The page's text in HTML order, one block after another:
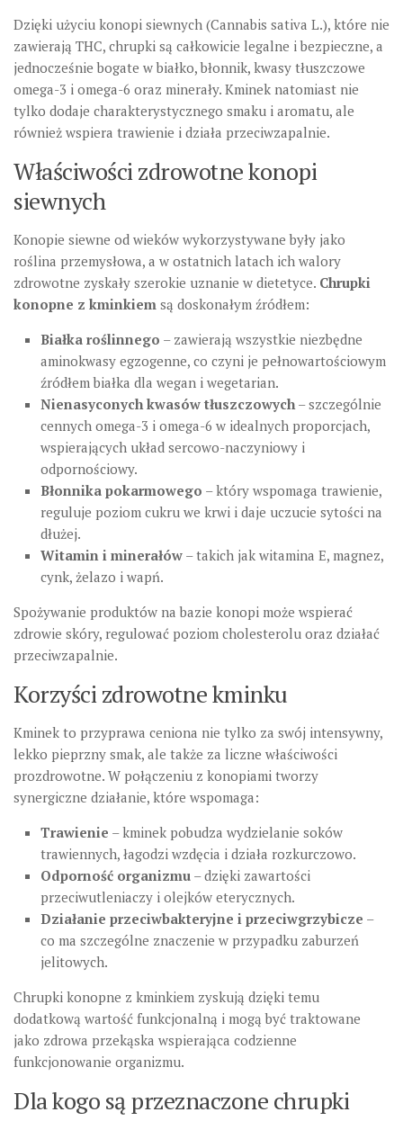
Dzięki użyciu konopi siewnych (Cannabis sativa L.), które nie
zawierają THC, chrupki są całkowicie legalne i bezpieczne, a
jednocześnie bogate w białko, błonnik, kwasy tłuszczowe
omega-3 i omega-6 oraz minerały. Kminek natomiast nie
tylko dodaje charakterystycznego smaku i aromatu, ale
również wspiera trawienie i działa przeciwzapalnie.
Właściwości zdrowotne konopi
siewnych
Konopie siewne od wieków wykorzystywane były jako
roślina przemysłowa, a w ostatnich latach ich walory
zdrowotne zyskały szerokie uznanie w dietetyce. Chrupki
konopne z kminkiem są doskonałym źródłem:
Białka roślinnego – zawierają wszystkie niezbędne
aminokwasy egzogenne, co czyni je pełnowartościowym
źródłem białka dla wegan i wegetarian.
Nienasyconych kwasów tłuszczowych – szczególnie
cennych omega-3 i omega-6 w idealnych proporcjach,
wspierających układ sercowo-naczyniowy i
odpornościowy.
Błonnika pokarmowego – który wspomaga trawienie,
reguluje poziom cukru we krwi i daje uczucie sytości na
dłużej.
Witamin i minerałów – takich jak witamina E, magnez,
cynk, żelazo i wapń.
Spożywanie produktów na bazie konopi może wspierać
zdrowie skóry, regulować poziom cholesterolu oraz działać
przeciwzapalnie.
Korzyści zdrowotne kminku
Kminek to przyprawa ceniona nie tylko za swój intensywny,
lekko pieprzny smak, ale także za liczne właściwości
prozdrowotne. W połączeniu z konopiami tworzy
synergiczne działanie, które wspomaga:
Trawienie – kminek pobudza wydzielanie soków
trawiennych, łagodzi wzdęcia i działa rozkurczowo.
Odporność organizmu – dzięki zawartości
przeciwutleniaczy i olejków eterycznych.
Działanie przeciwbakteryjne i przeciwgrzybicze –
co ma szczególne znaczenie w przypadku zaburzeń
jelitowych.
Chrupki konopne z kminkiem zyskują dzięki temu
dodatkową wartość funkcjonalną i mogą być traktowane
jako zdrowa przekąska wspierająca codzienne
funkcjonowanie organizmu.
Dla kogo są przeznaczone chrupki